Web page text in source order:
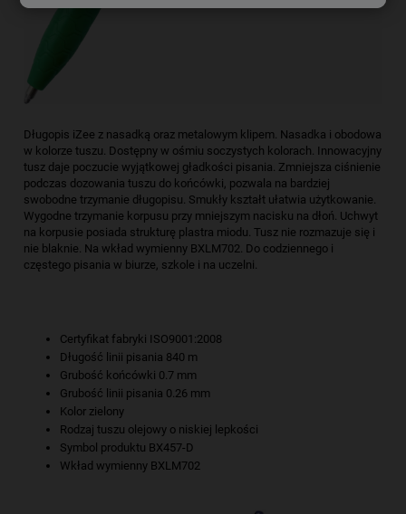
Długopis iZee z nasadką oraz metalowym klipem. Nasadka i obodowa
w kolorze tuszu. Dostępny w ośmiu soczystych kolorach. Innowacyjny
tusz daje poczucie wyjątkowej gładkości pisania. Zmniejsza ciśnienie
podczas dozowania tuszu do końcówki, pozwala na bardziej
swobodne trzymanie długopisu. Smukły kształt ułatwia użytkowanie.
Wygodne trzymanie korpusu przy mniejszym nacisku na dłoń. Uchwyt
na korpusie posiada strukturę plastra miodu. Tusz nie rozmazuje się i
nie blaknie. Na wkład wymienny BXLM702. Do codziennego i
częstego pisania w biurze, szkole i na uczelni.
Certyfikat fabryki ISO9001:2008
Długość linii pisania 840 m
Grubość końcówki 0.7 mm
Grubość linii pisania 0.26 mm
Kolor zielony
Rodzaj tuszu olejowy o niskiej lepkości
Symbol produktu BX457-D
Wkład wymienny BXLM702